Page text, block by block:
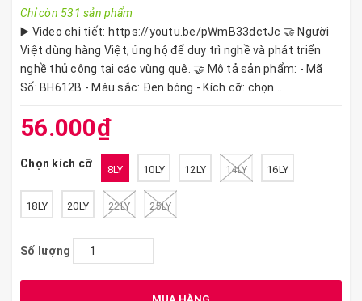
Chỉ còn 531 sản phẩm
▶️ Video chi tiết: https://youtu.be/pWmB33dctJc 🤝 Người
Việt dùng hàng Việt, ủng hộ để duy trì nghề và phát triển
nghề thủ công tại các vùng quê. 🤝 Mô tả sản phẩm: - Mã
Số: BH612B - Màu sắc: Đen bóng - Kích cỡ: chọn...
56.000₫
Chọn kích cỡ 8LY 10LY 12LY 14LY 16LY
18LY 20LY 22LY 25LY
Số lượng